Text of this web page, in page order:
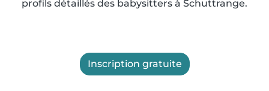
profils détaillés des babysitters à Schuttrange.
Inscription gratuite